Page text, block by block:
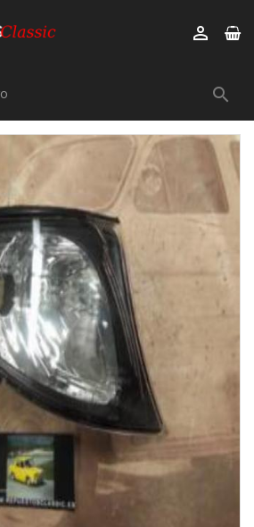

